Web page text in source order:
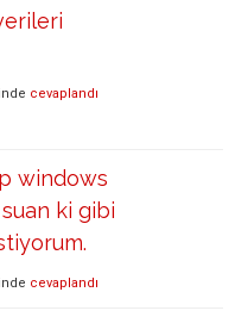
cevaplandı
windows
ki gibi
cevaplandı